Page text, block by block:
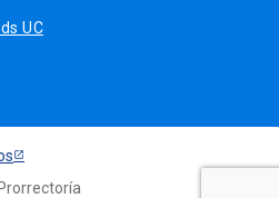
UC